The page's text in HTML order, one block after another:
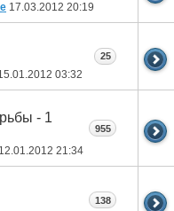
17.03.2012 20:19
03:32
25
- 1
12.01.2012 21:34
955
138